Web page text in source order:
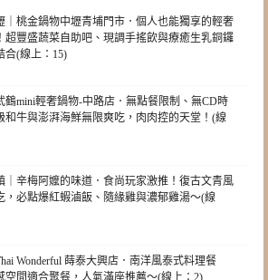
｜桃金鍋物中壢青埔門市．個人也能獨享的輕奢
超豐盛蔬菜自助吧、現調手搖飲與療癒生乳銅鑼
合(線上：15)
鶴mini輕奢鍋物-中路店．無點餐限制、無CD時
和牛與澎湃海鮮無限爽吃，肉肉控的天堂！(線
｜辛梅阿嬤的味道．食尚玩家激推！復古文青風
，必點爆紅蝦滷飯、隨緣雞與濃郁雞湯～(線
Wonderful 蒔泰大興店．南洋風泰式料理餐
空間適合聚餐，人氣滿座推薦～(線上：2)